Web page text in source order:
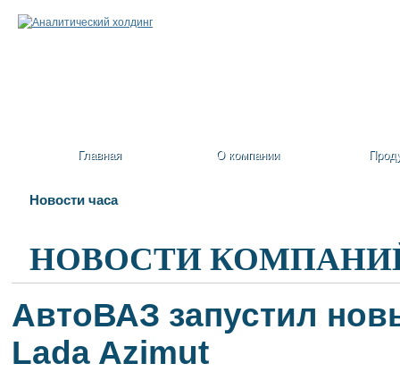
Главная О компании
Новости часа
НОВОСТИ
АвтоВАЗ запустил
Lada Azimut